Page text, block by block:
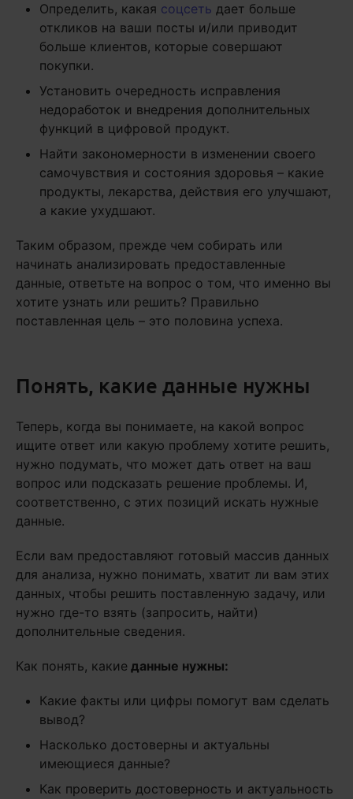
Определить, какая соцсеть дает больше
откликов на ваши посты и/или приводит
больше клиентов, которые совершают
покупки.
Установить очередность исправления
недоработок и внедрения дополнительных
функций в цифровой продукт.
Найти закономерности в изменении своего
самочувствия и состояния здоровья – какие
продукты, лекарства, действия его улучшают,
а какие ухудшают.
Таким образом, прежде чем собирать или
начинать анализировать предоставленные
данные, ответьте на вопрос о том, что именно вы
хотите узнать или решить? Правильно
поставленная цель – это половина успеха.
Понять, какие данные нужны
Теперь, когда вы понимаете, на какой вопрос
ищите ответ или какую проблему хотите решить,
нужно подумать, что может дать ответ на ваш
вопрос или подсказать решение проблемы. И,
соответственно, с этих позиций искать нужные
данные.
Если вам предоставляют готовый массив данных
для анализа, нужно понимать, хватит ли вам этих
данных, чтобы решить поставленную задачу, или
нужно где-то взять (запросить, найти)
дополнительные сведения.
Как понять, какие данные нужны:
Какие факты или цифры помогут вам сделать
вывод?
Насколько достоверны и актуальны
имеющиеся данные?
Как проверить достоверность и актуальность